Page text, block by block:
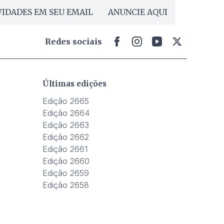
EM SEU EMAIL ANUNCIE AQUI
Redes sociais
Últimas edições
Edição 2665
Edição 2664
Edição 2663
Edição 2662
Edição 2661
Edição 2660
Edição 2659
Edição 2658